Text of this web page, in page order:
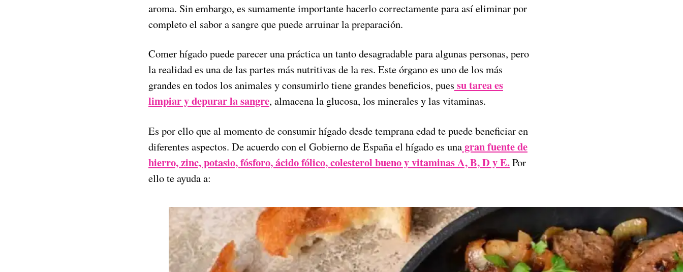
aroma. Sin embargo, es sumamente importante hacerlo correctamente para así eliminar por
completo el sabor a sangre que puede arruinar la preparación.
Comer hígado puede parecer una práctica un tanto desagradable para algunas personas, pero
la realidad es una de las partes más nutritivas de la res. Este órgano es uno de los más
grandes en todos los animales y consumirlo tiene grandes beneficios, pues su tarea es
limpiar y depurar la sangre, almacena la glucosa, los minerales y las vitaminas.
Es por ello que al momento de consumir hígado desde temprana edad te puede beneficiar en
diferentes aspectos. De acuerdo con el Gobierno de España el hígado es unagran fuente de
hierro, zinc, potasio, fósforo, ácido fólico, colesterol bueno y vitaminas A, B, D y E.Por
ello te ayuda a: